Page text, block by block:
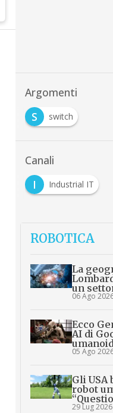
Argomenti
S
switch
Canali
I
Industrial IT
ROBOTICA
La
un
06 Ago
Ecco
AI di
05 Ago
Gli
robot
29 Lug 2026